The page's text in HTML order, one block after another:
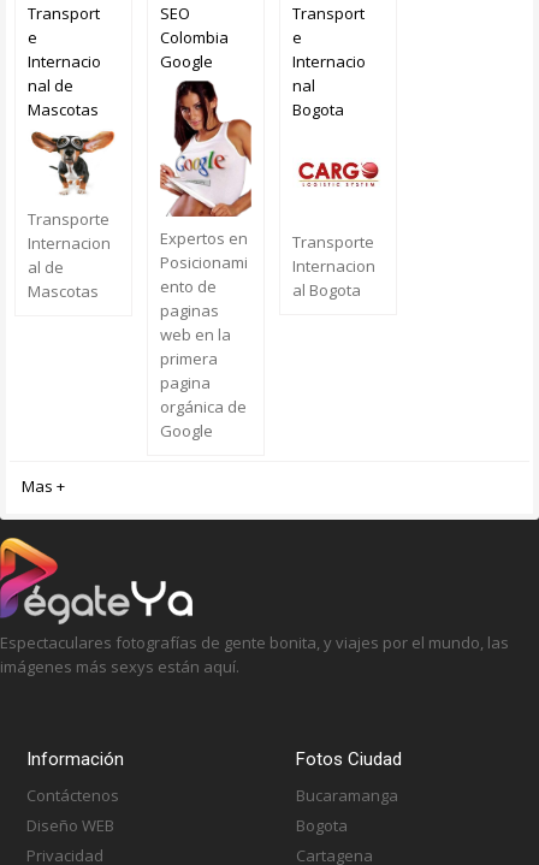
Transport
e
Internacio
nal de
Mascotas
Transporte
Internacion
al de
Mascotas
SEO
Colombia
Google
Expertos en
Posicionami
ento de
paginas
web en la
primera
pagina
orgánica de
Google
Transport
e
Internacio
nal
Bogota
Transporte
Internacion
al Bogota
Mas +
Espectaculares fotografías de gente bonita, y viajes por el mundo, las
imágenes más sexys están aquí.
Información
Contáctenos
Diseño WEB
Privacidad
Fotos Ciudad
Bucaramanga
Bogota
Cartagena